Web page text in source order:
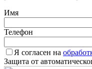
Имя
Телефон
Я согласен на
Защита от